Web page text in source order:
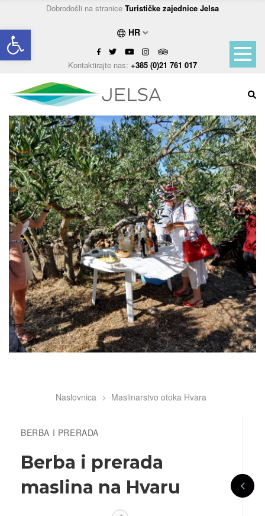
Open toolbar
Dobrodošli na stranice Turističke zajednice Jelsa
HR
Kontaktirajte nas: +385 (0)21 761 017
Breadcrumb
Naslovnica Maslinarstvo otoka Hvara
BERBA I PRERADA
Berba i prerada
maslina na Hvaru